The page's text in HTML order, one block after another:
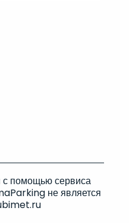
помощью сервиса
не является